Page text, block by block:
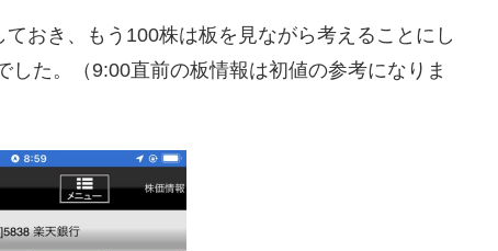
おき、もう100株は板を見ながら考えることにし
た。（9:00直前の板情報は初値の参考になりま